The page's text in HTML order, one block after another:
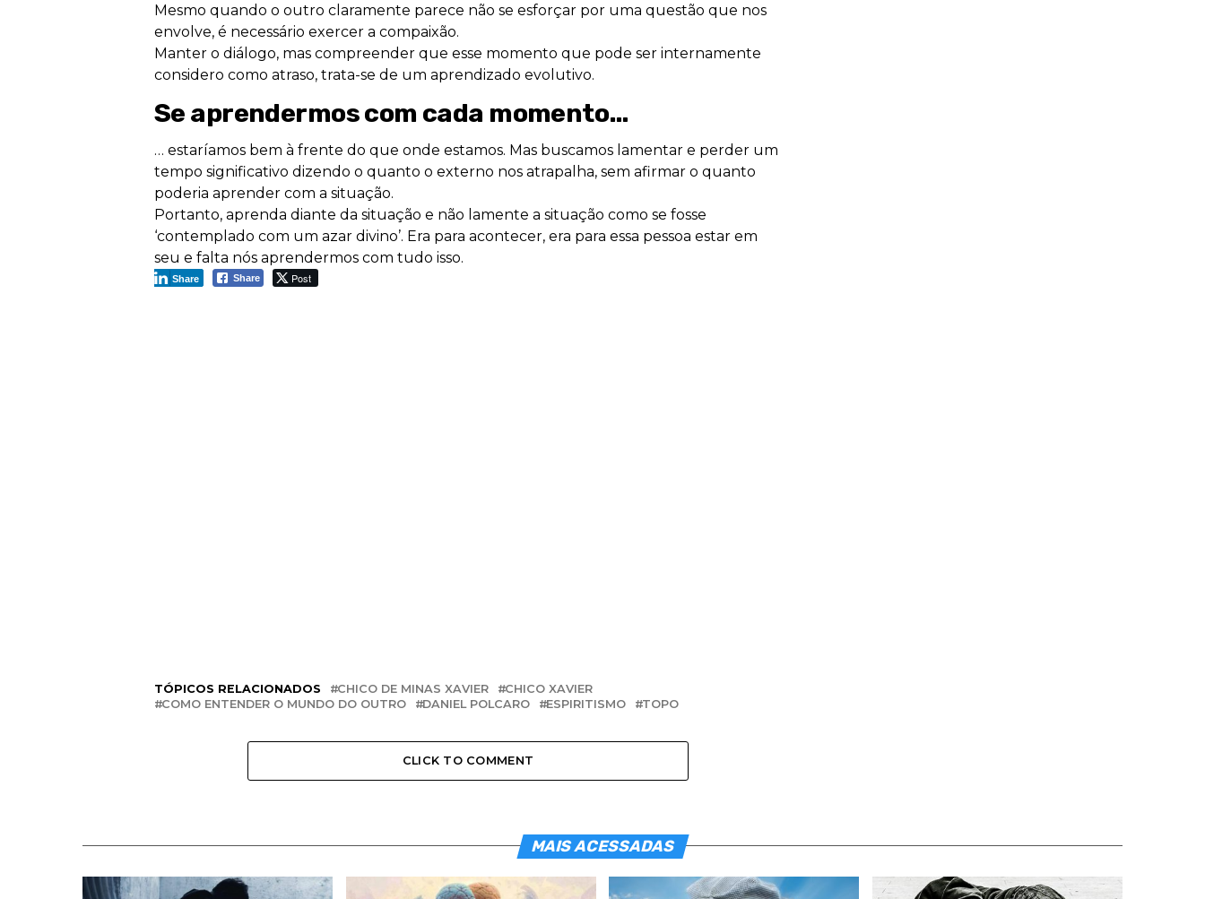
Mesmo quando o outro claramente parece não se esforçar por uma questão que nos
envolve, é necessário exercer a compaixão.
Manter o diálogo, mas compreender que esse momento que pode ser internamente
considero como atraso, trata-se de um aprendizado evolutivo.
Se aprendermos com cada momento…
… estaríamos bem à frente do que onde estamos. Mas buscamos lamentar e perder um
tempo significativo dizendo o quanto o externo nos atrapalha, sem afirmar o quanto
poderia aprender com a situação.
Portanto, aprenda diante da situação e não lamente a situação como se fosse
‘contemplado com um azar divino’. Era para acontecer, era para essa pessoa estar em
seu e falta nós aprendermos com tudo isso.
Share Post
Share
TÓPICOS RELACIONADOS CHICO DE MINAS XAVIER
CHICO XAVIER
COMO ENTENDER O MUNDO DO OUTRO
DANIEL POLCARO ESPIRITISMO TOPO
CLICK TO COMMENT
MAIS ACESSADAS